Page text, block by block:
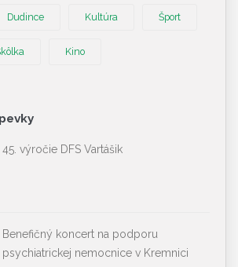
Dudince Kultúra Šport
Kino
45. výročie DFS Vartášik
Benefičný koncert na podporu
psychiatrickej nemocnice v Kremnici